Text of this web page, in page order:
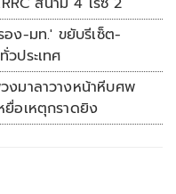
ง-มท.' ขยับรีเซ็ต-
ประเทศ
งมาลาวางหน้าหีบศพ
อเหตุกราดยิง